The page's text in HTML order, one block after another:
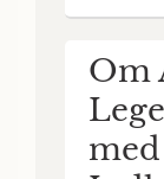
H.C.
NYTTE
Om